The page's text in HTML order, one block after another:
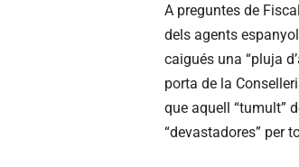
A preguntes de
dels agents
caigués una “pluja
porta de la
que aquell “tumult”
“devastadores” per